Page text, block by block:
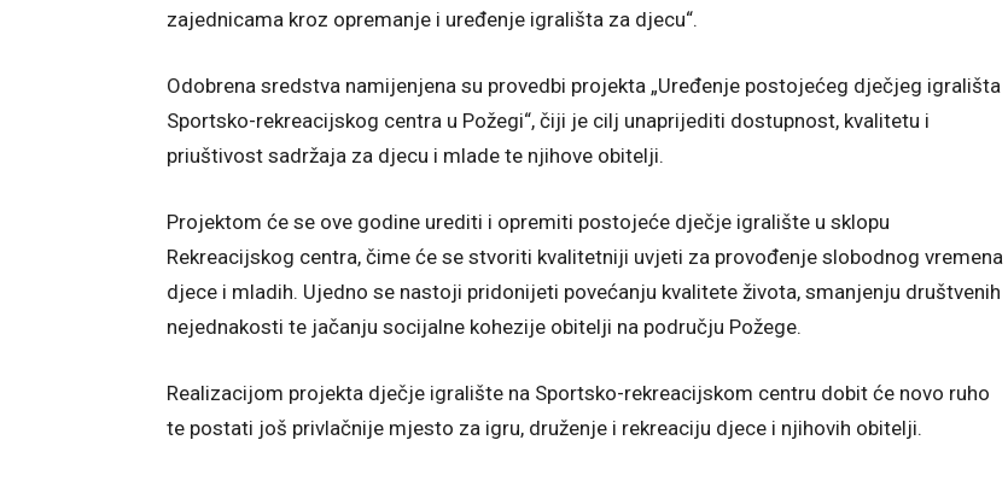
zajednicama kroz opremanje i uređenje igrališta za djecu“.
Odobrena sredstva namijenjena su provedbi projekta „Uređenje postojećeg dječjeg igrališta
Sportsko-rekreacijskog centra u Požegi“, čiji je cilj unaprijediti dostupnost, kvalitetu i
priuštivost sadržaja za djecu i mlade te njihove obitelji.
Projektom će se ove godine urediti i opremiti postojeće dječje igralište u sklopu
Rekreacijskog centra, čime će se stvoriti kvalitetniji uvjeti za provođenje slobodnog vremena
djece i mladih. Ujedno se nastoji pridonijeti povećanju kvalitete života, smanjenju društvenih
nejednakosti te jačanju socijalne kohezije obitelji na području Požege.
Realizacijom projekta dječje igralište na Sportsko-rekreacijskom centru dobit će novo ruho
te postati još privlačnije mjesto za igru, druženje i rekreaciju djece i njihovih obitelji.